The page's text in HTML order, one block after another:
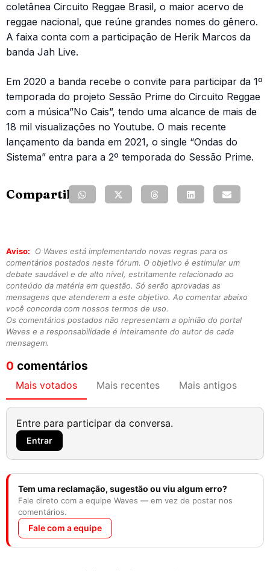
coletânea Circuito Reggae Brasil, o maior acervo de
reggae nacional, que reúne grandes nomes do gênero.
A faixa conta com a participação de Herik Marcos da
banda Jah Live.
Em 2020 a banda recebe o convite para participar da 1º
temporada do projeto Sessão Prime do Circuito Reggae
com a música”No Cais”, tendo uma alcance de mais de
18 mil visualizações no Youtube. O mais recente
lançamento da banda em 2021, o single “Ondas do
Sistema” entra para a 2º temporada do Sessão Prime.
Compartilhe:
Aviso:
O Waves está implementando novas regras para os
comentários postados neste fórum. O objetivo é estimular um
debate saudável e de alto nível, estritamente relacionado ao
conteúdo da matéria em questão. Só serão aprovadas as
mensagens que atenderem a este objetivo. Ao comentar abaixo
você concorda com nossos termos de uso.
Os comentários postados não representam a opinião do portal
Waves e a responsabilidade é inteiramente do autor de cada
mensagem.
0 comentários
Mais votados Mais recentes Mais antigos
Entre para participar da conversa.
Entrar
Tem uma reclamação, sugestão ou viu algum erro?
Fale direto com a equipe Waves — em vez de postar nos
comentários.
Fale com a equipe